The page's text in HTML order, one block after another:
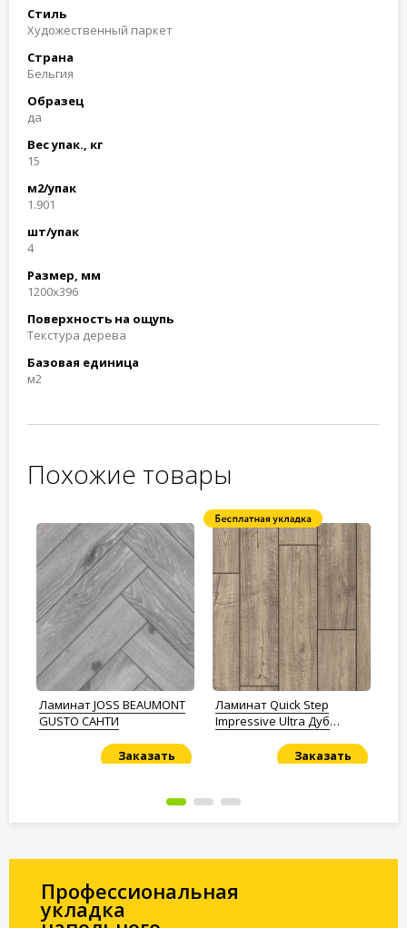
Стиль
Художественный паркет
Страна
Бельгия
Образец
да
Вес упак., кг
15
м2/упак
1.901
шт/упак
4
Размер, мм
1200x396
Поверхность на ощупь
Текстура дерева
Базовая единица
м2
Похожие товары
Ламинат JOSS BEAUMONT
GUSTO САНТИ
Заказать
Ламинат Quick Step
Impressive Ultra Дуб
Заказать
Профессиональная
укладка